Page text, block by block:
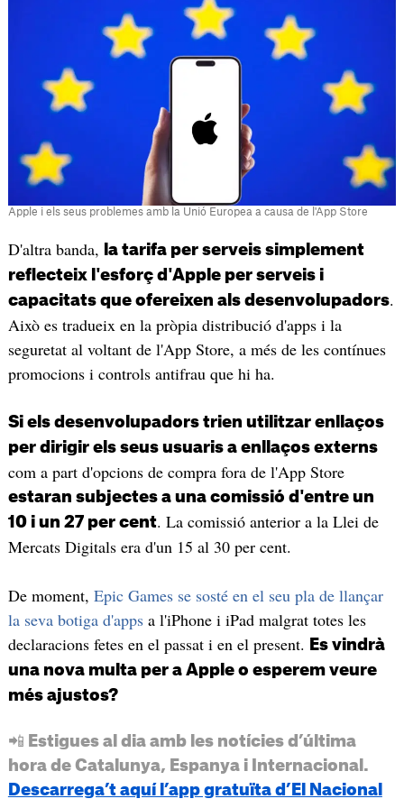
Apple i els seus problemes amb la Unió Europea a causa de l'App Store
D'altra banda,
la tarifa per serveis simplement
reflecteix l'esforç d'Apple per serveis i
capacitats que ofereixen als desenvolupadors.
Això es tradueix en la pròpia distribució d'apps i la
seguretat al voltant de l'App Store, a més de les contínues
promocions i controls antifrau que hi ha.
Si els desenvolupadors trien utilitzar enllaços
per dirigir els seus usuaris a enllaços externs
com a part d'opcions de compra fora de l'App Store
estaran subjectes a una comissió d'entre un
10 i un 27 per cent. La comissió anterior a la Llei de
Mercats Digitals era d'un 15 al 30 per cent.
De moment, Epic Games se sosté en el seu pla de llançar
la seva botiga d'appsa l'iPhone i iPad malgrat totes les
declaracions fetes en el passat i en el present.
Es vindrà
una nova multa per a Apple o esperem veure
més ajustos?
📲 Estigues al dia amb les notícies d’última
hora de Catalunya, Espanya i Internacional.
Descarrega’t aquí l’app gratuïta d’El Nacional